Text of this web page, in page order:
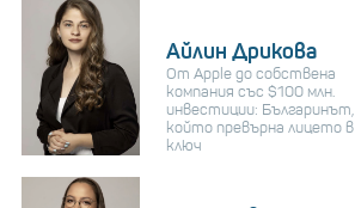
Айлин Дрикова
От Apple до собствена
компания със $100 млн.
инвестиции: Българинът,
който превърна лицето в
ключ